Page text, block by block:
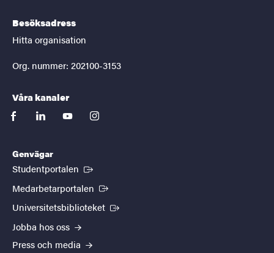
Besöksadress
Hitta organisation
Org. nummer: 202100-3153
Våra kanaler
facebooklinkedinyoutubeinstagram
Genvägar
Studentportalen (Extern länk)
Medarbetarportalen (Extern länk)
Universitetsbiblioteket (Extern länk)
Jobba hos oss
Press och media